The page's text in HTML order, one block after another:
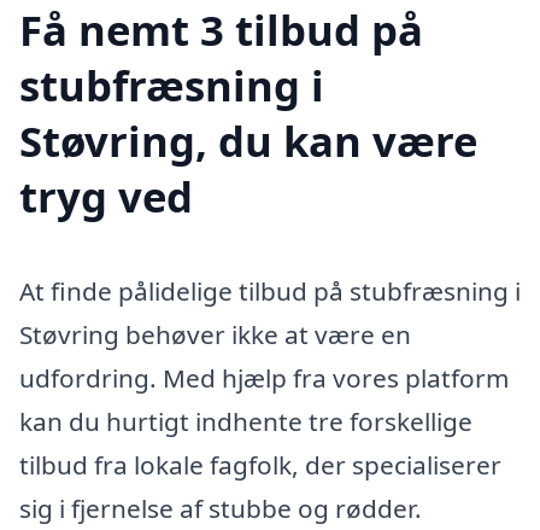
Få nemt 3 tilbud på
stubfræsning i
Støvring, du kan være
tryg ved
At finde pålidelige tilbud på stubfræsning i
Støvring behøver ikke at være en
udfordring. Med hjælp fra vores platform
kan du hurtigt indhente tre forskellige
tilbud fra lokale fagfolk, der specialiserer
sig i fjernelse af stubbe og rødder.